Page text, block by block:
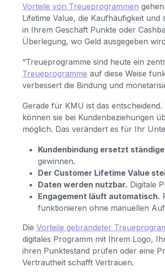
Vorteile von Treueprogrammen
Lifetime Value, die Kaufhäufigkeit
in Ihrem Geschäft Punkte oder
Überlegung, wo Geld ausgegeben
“Treueprogramme sind heute ein
Treueprogramme auf diese Weise
verbessert die Bindung und
Gerade für KMU ist das
können sie bei Kundenbeziehungen
möglich. Das verändert es für Ihr
Kundenbindung ersetzt
gewinnen.
Der Customer Lifetime Value
Daten werden nutzbar. Digitale
Engagement läuft automatisch.
funktionieren ohne manuellen
Die Vorteile gebrandeter
digitales Programm mit Ihrem Logo,
ihren Punktestand prüfen oder eine
Vertrautheit schafft Vertrauen.